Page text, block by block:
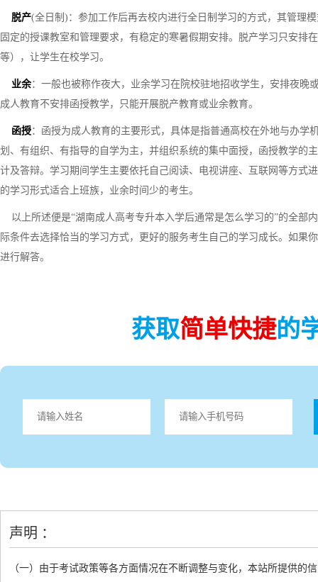
脱产(全日制)：参加工作后再去校内进行全日制学习的方式，其管理
固定的授课教室和管理要求，有稳定的寒暑假期安排。脱产学习只安排
等），让学生在校学习。
业余：一般也被称作夜大，业余学习在院校驻地招收学生，安排夜
成人教育不安排函授教学，只能开展脱产教育或业余教育。
函授：函授为成人教育的主要形式，具体是指普通高校在外地与办
划、有组织、有指导的自学为主，并组织系统的集中面授，函授教学的
计及答辩。学习期间学生主要依托自己阅读、电视讲座、互联网等方式
的学习形式适合上班族，业余时间少的考生。
以上所述便是“湖南成人高考专升本入学后通常是怎么学习的”的全部
际条件去选择恰当的学习方式，更好的服务考生自己的学习成长。如果
进行解答。
获取简单快捷的
声明 ：
（一）由于考试政策等各方面情况在不断调整与变化，本站所提供的